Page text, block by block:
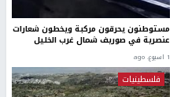
مستوطنون يحرقون مركبة ويخطون شعارات
عنصرية في صوريف شمال غرب الخليل
1 اسبوع. ago
فلسطينيات